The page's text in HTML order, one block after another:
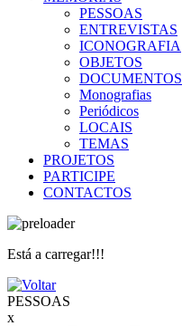
PESSOAS
ENTREVISTAS
ICONOGRAFIA
OBJETOS
DOCUMENTOS
Monografias
Periódicos
LOCAIS
TEMAS
PROJETOS
PARTICIPE
CONTACTOS
Está a carregar!!!
PESSOAS
x